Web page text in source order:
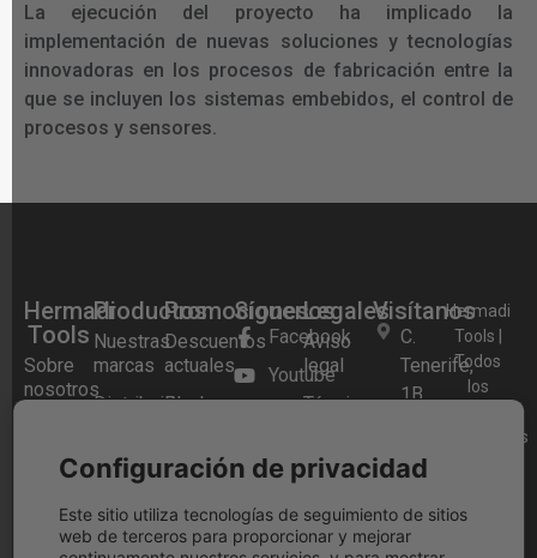
La ejecución del proyecto ha implicado la
implementación de nuevas soluciones y tecnologías
innovadoras en los procesos de fabricación entre la
que se incluyen los sistemas embebidos, el control de
procesos y sensores.
Hermadi
Tools
Sobre
nosotros
Frecuentes
física
Contacto
Productos
Nuestras
marcas
Distribuidor
Festool
Herramientas
a Bateria
Aspiradores
Promociones
Descuentos
actuales
Black
Festool
2025
Festool
Cashback
Síguenos
Facebook
Youtube
Legales
Aviso
legal
Términos y
Política
cookies
Política
Visítanos
C.
Tenerife,
1B,
de
Madrid,
Madrid
Hermadi
Tools |
Todos
los
reservados
Configuración de privacidad
Este sitio utiliza tecnologías de seguimiento de sitios
web de terceros para proporcionar y mejorar